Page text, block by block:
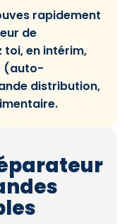
rapidement
de
toi, en intérim,
(auto-
distribution,